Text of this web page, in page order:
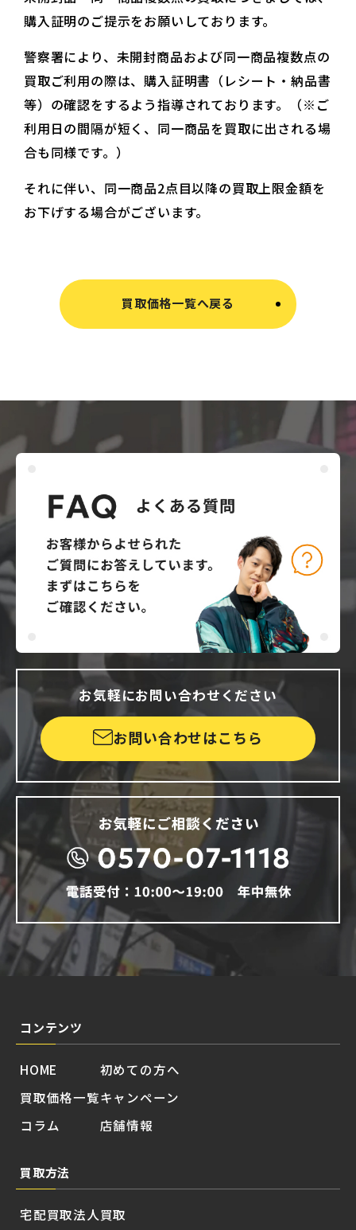
購入証明のご提示をお願いしております。
警察署により、未開封商品および同一商品複数点の
買取ご利用の際は、購入証明書（レシート・納品書
等）の確認をするよう指導されております。（※ご
利用日の間隔が短く、同一商品を買取に出される場
合も同様です。）
それに伴い、同一商品2点目以降の買取上限金額を
お下げする場合がございます。
買取価格一覧へ戻る
お気軽にお問い合わせください
お問い合わせはこちら
コンテンツ
HOME
買取価格一覧
コラム
初めての方へ
キャンペーン
店舗情報
買取方法
宅配買取法人買取